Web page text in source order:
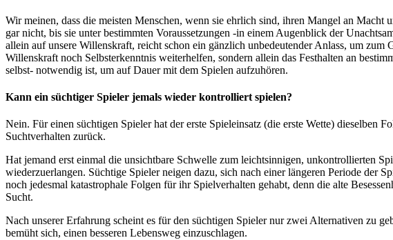
Wir meinen, dass die meisten Menschen, wenn sie ehrlich sind, ihren Mangel an
gar nicht, bis sie unter bestimmten Voraussetzungen -in einem Augenblick der
allein auf unsere Willenskraft, reicht schon ein gänzlich unbedeutender Anlass, um
Willenskraft noch Selbsterkenntnis weiterhelfen, sondern allein das Festhalten an
selbst- notwendig ist, um auf Dauer mit dem Spielen aufzuhören.
Kann ein süchtiger Spieler jemals wieder kontrolliert spielen?
Nein. Für einen süchtigen Spieler hat der erste Spieleinsatz (die erste Wette) dieselben
Suchtverhalten zurück.
Hat jemand erst einmal die unsichtbare Schwelle zum leichtsinnigen, unkontrollierten
wiederzuerlangen. Süchtige Spieler neigen dazu, sich nach einer längeren Periode der
noch jedesmal katastrophale Folgen für ihr Spielverhalten gehabt, denn die alte
Sucht.
Nach unserer Erfahrung scheint es für den süchtigen Spieler nur zwei Alternativen zu
bemüht sich, einen besseren Lebensweg einzuschlagen.